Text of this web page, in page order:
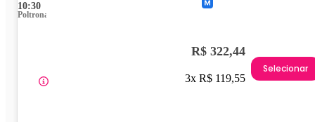
10:30
Poltrona
R$ 322,44
3x R$ 119,55
Selecionar